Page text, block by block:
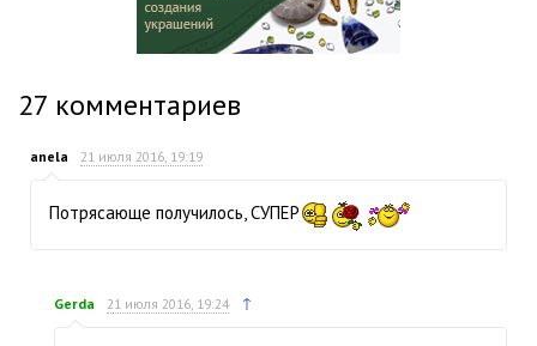
27 комментариев
anela 21 июля 2016, 19:19
Потрясающе получилось, СУПЕР
Gerda 21 июля 2016, 19:24 ↑